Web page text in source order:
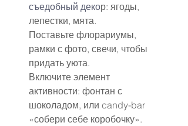
съедобный декор: ягоды,
лепестки, мята.
Поставьте флорариумы,
рамки с фото, свечи, чтобы
придать уюта.
Включите элемент
активности: фонтан с
шоколадом, или candy-bar
«собери себе коробочку».